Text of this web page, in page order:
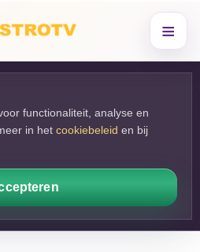
≡
functionaliteit, analyse en
in het cookiebeleid en bij